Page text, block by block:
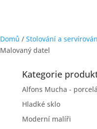
Domů / Stolování a
Malovaný datel
Kategorie
Alfons Mucha -
Hladké sklo
Moderní malíři